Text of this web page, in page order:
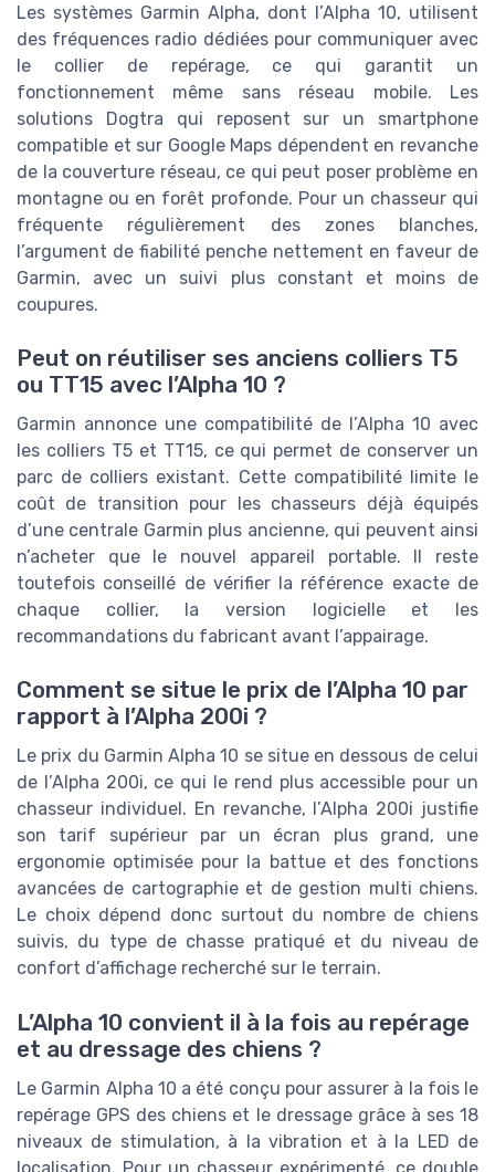
Les systèmes Garmin Alpha, dont l’Alpha 10, utilisent
des fréquences radio dédiées pour communiquer avec
le collier de repérage, ce qui garantit un
fonctionnement même sans réseau mobile. Les
solutions Dogtra qui reposent sur un smartphone
compatible et sur Google Maps dépendent en revanche
de la couverture réseau, ce qui peut poser problème en
montagne ou en forêt profonde. Pour un chasseur qui
fréquente régulièrement des zones blanches,
l’argument de fiabilité penche nettement en faveur de
Garmin, avec un suivi plus constant et moins de
coupures.
Peut on réutiliser ses anciens colliers T5
ou TT15 avec l’Alpha 10 ?
Garmin annonce une compatibilité de l’Alpha 10 avec
les colliers T5 et TT15, ce qui permet de conserver un
parc de colliers existant. Cette compatibilité limite le
coût de transition pour les chasseurs déjà équipés
d’une centrale Garmin plus ancienne, qui peuvent ainsi
n’acheter que le nouvel appareil portable. Il reste
toutefois conseillé de vérifier la référence exacte de
chaque collier, la version logicielle et les
recommandations du fabricant avant l’appairage.
Comment se situe le prix de l’Alpha 10 par
rapport à l’Alpha 200i ?
Le prix du Garmin Alpha 10 se situe en dessous de celui
de l’Alpha 200i, ce qui le rend plus accessible pour un
chasseur individuel. En revanche, l’Alpha 200i justifie
son tarif supérieur par un écran plus grand, une
ergonomie optimisée pour la battue et des fonctions
avancées de cartographie et de gestion multi chiens.
Le choix dépend donc surtout du nombre de chiens
suivis, du type de chasse pratiqué et du niveau de
confort d’affichage recherché sur le terrain.
L’Alpha 10 convient il à la fois au repérage
et au dressage des chiens ?
Le Garmin Alpha 10 a été conçu pour assurer à la fois le
repérage GPS des chiens et le dressage grâce à ses 18
niveaux de stimulation, à la vibration et à la LED de
localisation. Pour un chasseur expérimenté, ce double